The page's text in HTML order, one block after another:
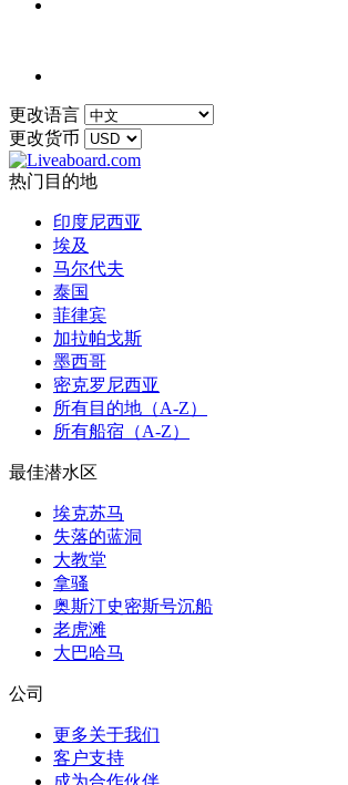
更改语言
更改货币
热门目的地
印度尼西亚
埃及
马尔代夫
泰国
菲律宾
加拉帕戈斯
墨西哥
密克罗尼西亚
所有目的地（A-Z）
所有船宿（A-Z）
最佳潜水区
埃克苏马
失落的蓝洞
大教堂
拿骚
奥斯汀史密斯号沉船
老虎滩
大巴哈马
公司
更多关于我们
客户支持
成为合作伙伴